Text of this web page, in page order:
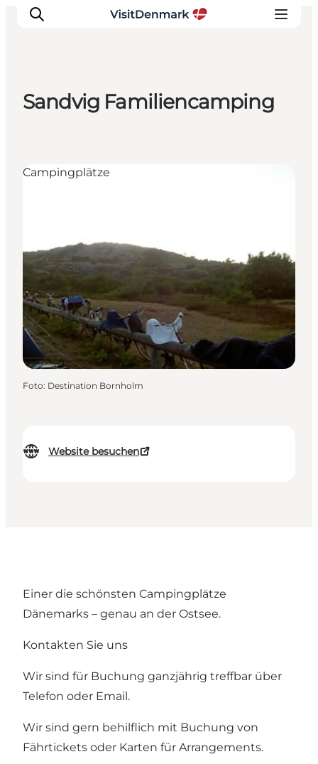
Unterkünfte
Sandvig Familiencamping
Website besuchen
Campingplätze
Foto: Destination Bornholm
Einer die schönsten Campingplätze
Dänemarks – genau an der Ostsee.
Kontakten Sie uns
Wir sind für Buchung ganzjährig treffbar über
Telefon oder Email.
Wir sind gern behilflich mit Buchung von
Fährtickets oder Karten für Arrangements.